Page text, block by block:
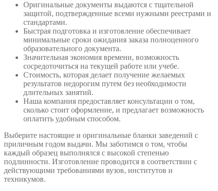
Оригинальные документы выдаются с тщательной
защитой, подтвержденные всеми нужными реестрами и
стандартами.
Быстрая подготовка и изготовление обеспечивает
минимальные сроки ожидания заказа полноценного
образовательного документа.
Значительная экономия времени, возможность
сосредоточиться на текущей работе или учебе.
Стоимость, которая делает получение желаемых
результатов недорогим путем без необходимости
длительных занятий.
Наша компания предоставляет консультации о том,
сколько стоит оформление, и предлагает возможность
оплатить удобным способом.
Выберите настоящие и оригинальные бланки заведений с
приличным годом выдачи. Мы заботимся о том, чтобы
каждый образец выполнялся с высокой степенью
подлинности. Изготовление проводится в соответствии с
действующими требованиями вузов, институтов и
техникумов.